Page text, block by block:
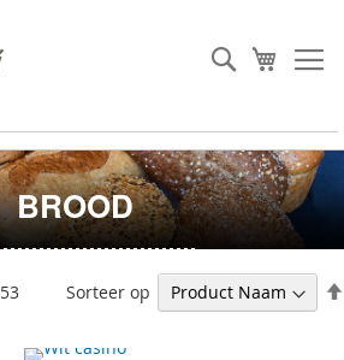
Search
BROOD
53 Sorteer op